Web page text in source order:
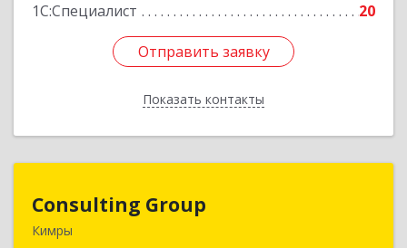
1С:Специалист
20
Отправить заявку
Показать контакты
Отправить заявку
Назад
Consulting Group
Кимры
171507, Тверская обл, Кимры г, Малая Садовая